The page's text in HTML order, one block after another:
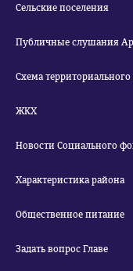
Сельские поселения
Публичные слушания
Схема
ЖКХ
Новости Социального
Характеристика района
Общественное питание
Задать вопрос Главе